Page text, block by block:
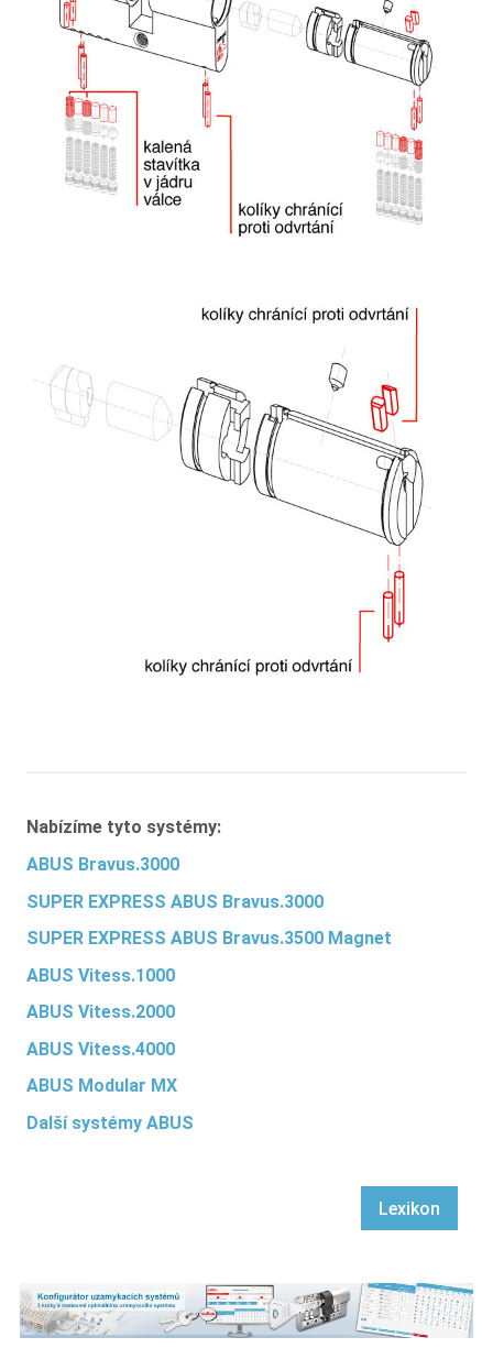
Nabízíme tyto systémy:
ABUS Bravus.3000
SUPER EXPRESS ABUS Bravus.3000
SUPER EXPRESS ABUS Bravus.3500 Magnet
ABUS Vitess.1000
ABUS Vitess.2000
ABUS Vitess.4000
ABUS Modular MX
Další systémy ABUS
Lexikon